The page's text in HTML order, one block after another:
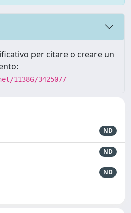
per citare o creare un
11386/3425077
ND
ND
ND